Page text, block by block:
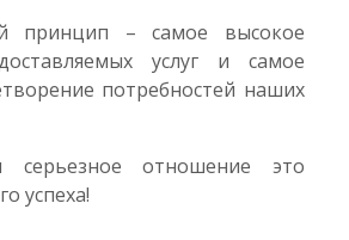
принцип – самое высокое
услуг и самое
потребностей наших
отношение это
успеха!